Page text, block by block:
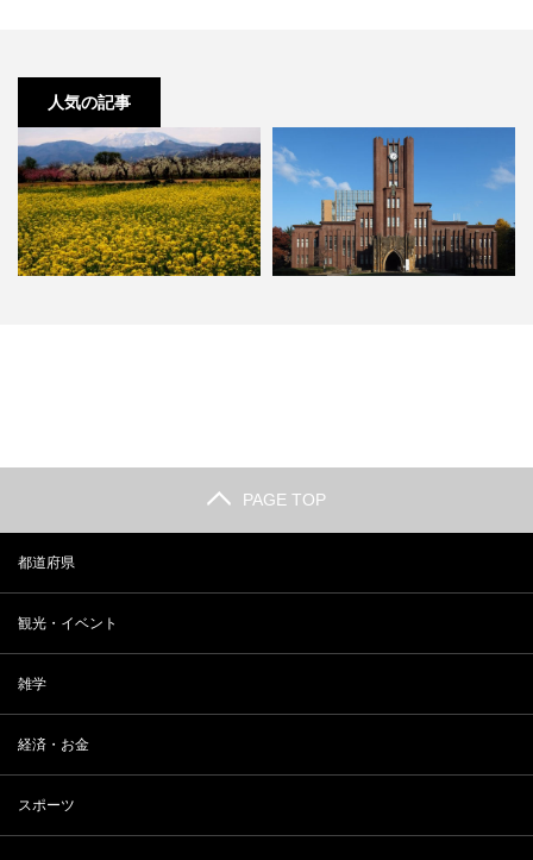
人気の記事
PAGE TOP
都道府県
観光・イベント
雑学
経済・お金
スポーツ